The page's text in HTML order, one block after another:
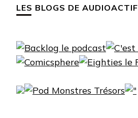
LES BLOGS DE AUDIOACTIF